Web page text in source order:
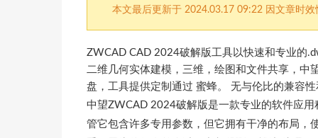
本文最后更新于 2024.03.17 09:22 因文章时
ZWCAD CAD 2024破解版工具以快速和专业的
二维几何实体建模，三维，绘图和文件共享，中
盘，工具提供定制通过 蜜蜂。 无与伦比的兼容
中望ZWCAD 2024破解版是一款专业的软件应
管它包含许多专用参数，但它拥有干净的布局，